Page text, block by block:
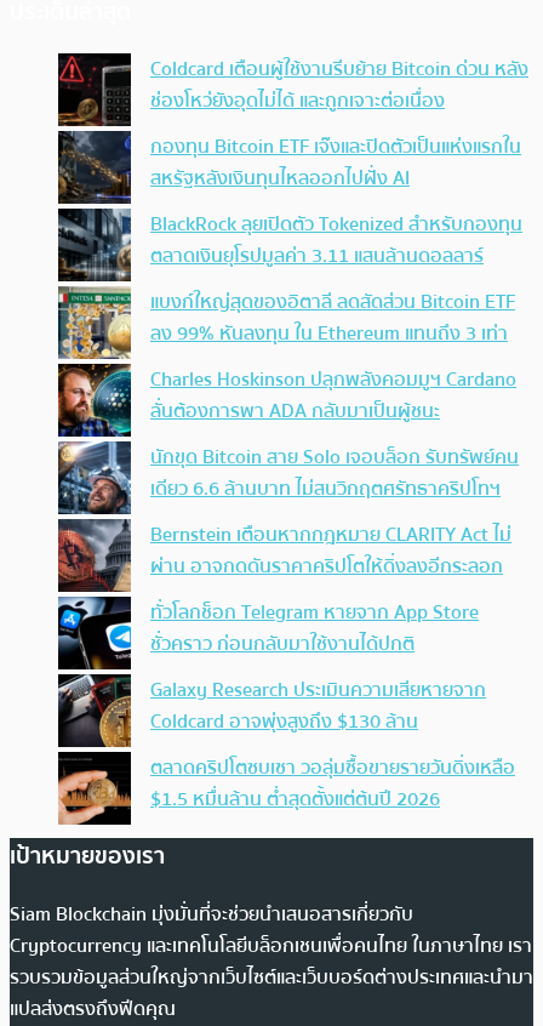
Coldcard เตือนผู้ใช้งานรีบย้าย Bitcoin ด่วน หลัง
ช่องโหว่ยังอุดไม่ได้ และถูกเจาะต่อเนื่อง
กองทุน Bitcoin ETF เจ๊งและปิดตัวเป็นแห่งแรกใน
สหรัฐหลังเงินทุนไหลออกไปฝั่ง AI
BlackRock ลุยเปิดตัว Tokenized สำหรับกองทุน
ตลาดเงินยุโรปมูลค่า 3.11 แสนล้านดอลลาร์
แบงก์ใหญ่สุดของอิตาลี ลดสัดส่วน Bitcoin ETF
ลง 99% หันลงทุน ใน Ethereum แทนถึง 3 เท่า
Charles Hoskinson ปลุกพลังคอมมูฯ Cardano
ลั่นต้องการพา ADA กลับมาเป็นผู้ชนะ
นักขุด Bitcoin สาย Solo เจอบล็อก รับทรัพย์คน
เดียว 6.6 ล้านบาท ไม่สนวิกฤตศรัทธาคริปโทฯ
Bernstein เตือนหากกฎหมาย CLARITY Act ไม่
ผ่าน อาจกดดันราคาคริปโตให้ดิ่งลงอีกระลอก
ทั่วโลกช็อก Telegram หายจาก App Store
ชั่วคราว ก่อนกลับมาใช้งานได้ปกติ
Galaxy Research ประเมินความเสียหายจาก
Coldcard อาจพุ่งสูงถึง $130 ล้าน
ตลาดคริปโตซบเซา วอลุ่มซื้อขายรายวันดิ่งเหลือ
$1.5 หมื่นล้าน ต่ำสุดตั้งแต่ต้นปี 2026
เป้าหมายของเรา
Siam Blockchain มุ่งมั่นที่จะช่วยนำเสนอสารเกี่ยวกับ
Cryptocurrency และเทคโนโลยีบล็อกเชนเพื่อคนไทย ในภาษาไทย เรา
รวบรวมข้อมูลส่วนใหญ่จากเว็บไซต์และเว็บบอร์ดต่างประเทศและนำมา
แปลส่งตรงถึงฟีดคุณ